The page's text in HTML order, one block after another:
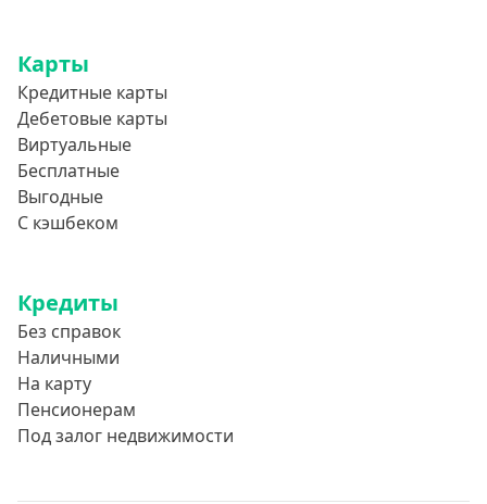
Квику
А-Деньги
Аполлон займ
Веб-Займ
Лайм Займ
Доброзайм
Карты
Кредитные карты
Дебетовые карты
Виртуальные
Бесплатные
Выгодные
С кэшбеком
Кредиты
Без справок
Наличными
На карту
Пенсионерам
Под залог недвижимости